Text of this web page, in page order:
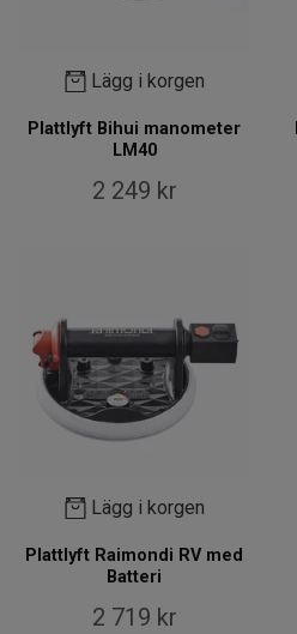
Lägg i korgen
Plattlyft Bihui manometer
LM40
2 249 kr
Lägg i korgen
Plattlyft Raimondi RV med
Batteri
2 719 kr